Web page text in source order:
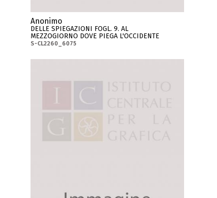
Anonimo
DELLE SPIEGAZIONI FOGL. 9. AL
MEZZOGIORNO DOVE PIEGA L'OCCIDENTE
S-CL2260_6075